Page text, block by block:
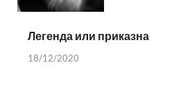
Легенда или приказна
18/12/2020